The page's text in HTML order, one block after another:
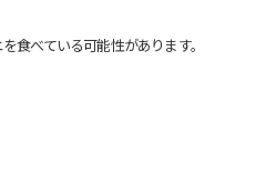
べている可能性があります。